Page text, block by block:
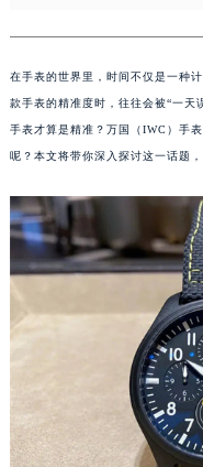
在手表的世界里，时间不仅是一种
款手表的精准度时，往往会被“一天
手表才算是精准？万国（IWC）手
呢？本文将带你深入探讨这一话题